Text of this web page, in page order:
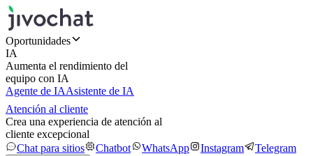
Oportunidades
IA
Aumenta el rendimiento del
equipo con IA
Agente de IAAsistente de IA
Atención al cliente
Crea una experiencia de atención al
cliente excepcional
Chat para sitios
Chatbot WhatsApp Instagram Telegram